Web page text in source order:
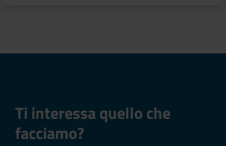
Ti interessa quello che
facciamo?